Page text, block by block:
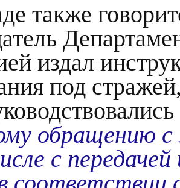
также
издал
под
обращению
с